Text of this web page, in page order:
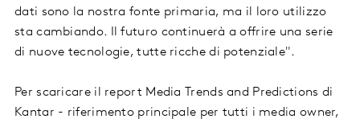
dati sono la nostra fonte primaria, ma il loro utilizzo
sta cambiando. Il futuro continuerà a offrire una serie
di nuove tecnologie, tutte ricche di potenziale".
Per scaricare il report Media Trends and Predictions di
Kantar - riferimento principale per tutti i media owner,